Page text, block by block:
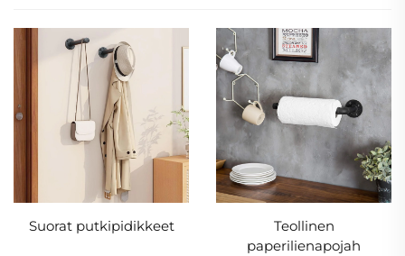
Suorat putkipidikkeet
Teollinen
paperilienapojah